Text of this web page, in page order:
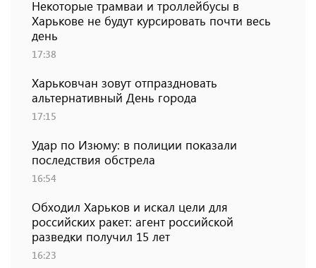
Некоторые трамваи и троллейбусы в
Харькове не будут курсировать почти весь
день
17:38
Харьковчан зовут отпраздновать
альтернативный День города
17:15
Удар по Изюму: в полиции показали
последствия обстрела
16:54
Обходил Харьков и искал цели для
российских ракет: агент российской
разведки получил 15 лет
16:23